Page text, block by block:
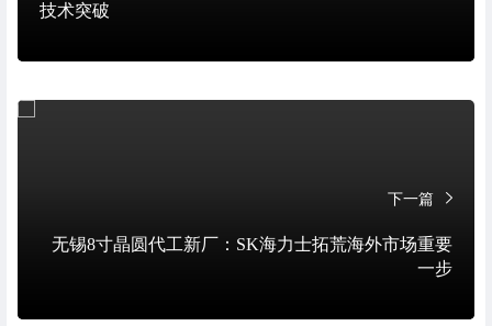
技术突破
下一篇
无锡8寸晶圆代工新厂：SK海力士拓荒海外市场重要
一步